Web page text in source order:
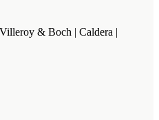
& Boch | Caldera |